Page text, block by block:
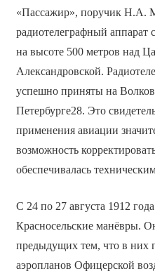
«Пассажир», поручик Н.А.
радиотелеграфный аппарат
на высоте 500 метров над
Александровской.
успешно приняты на
Петербурге28. Это
применения авиации
возможность
обеспечивалась
С 24 по 27 августа 1912
Красносельские манёвры.
предыдущих тем, что в них
аэропланов Офицерской